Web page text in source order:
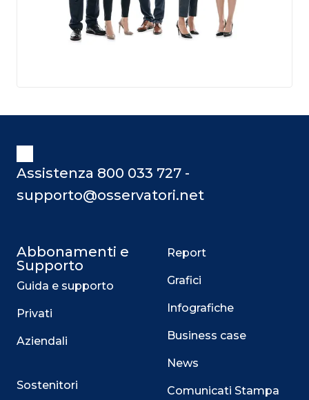
Assistenza 800 033 727 -
supporto@osservatori.net
Abbonamenti e
Supporto
Guida e supporto
Privati
Aziendali
Sostenitori
Report
Grafici
Infografiche
Business case
News
Comunicati Stampa